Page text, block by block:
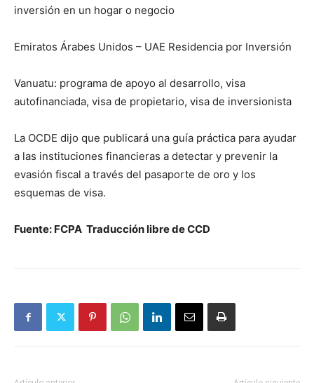
inversión en un hogar o negocio
Emiratos Árabes Unidos – UAE Residencia por Inversión
Vanuatu: programa de apoyo al desarrollo, visa
autofinanciada, visa de propietario, visa de inversionista
La OCDE dijo que publicará una guía práctica para ayudar
a las instituciones financieras a detectar y prevenir la
evasión fiscal a través del pasaporte de oro y los
esquemas de visa.
Fuente: FCPA Traducción libre de CCD